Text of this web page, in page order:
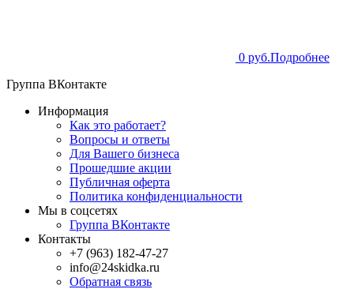
0 руб.Подробнее
Группа ВКонтакте
Информация
Как это работает?
Вопросы и ответы
Для Вашего бизнеса
Прошедшие акции
Публичная оферта
Политика конфиденциальности
Мы в соцсетях
Группа ВКонтакте
Контакты
+7 (963) 182-47-27
info@24skidka.ru
Обратная связь